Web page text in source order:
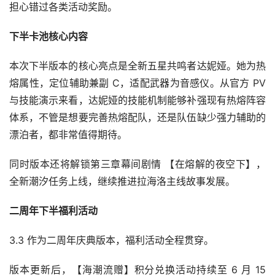
担心错过各类活动奖励。
下半卡池核心内容
本次下半版本的核心亮点是全新五星共鸣者达妮娅。她为热
熔属性，定位辅助兼副 C，适配武器为音感仪。从官方 PV
与技能演示来看，达妮娅的技能机制能够补强现有热熔阵容
体系，不管是想要完善热熔配队，还是队伍缺少强力辅助的
漂泊者，都非常值得期待。
同时版本还将解锁第三章幕间剧情 【在熔解的夜空下】，
全新潮汐任务上线，继续推进拉海洛主线故事发展。
二周年下半福利活动
3.3 作为二周年庆典版本，福利活动全程贯穿。
版本更新后，【海潮流赠】积分兑换活动持续至 6 月 15